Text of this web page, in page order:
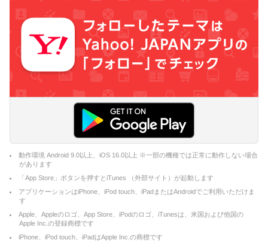
動作環境 Android 9.0以上、iOS 16.0以上 ※一部の機種では正常に動作しない場合
があります
「App Store」ボタンを押すとiTunes （外部サイト）が起動します
アプリケーションはiPhone、iPod touch、iPadまたはAndroidでご利用いただけま
す
Apple、Appleのロゴ、App Store、iPodのロゴ、iTunesは、米国および他国の
Apple Inc.の登録商標です
iPhone、iPod touch、iPadはApple Inc.の商標です